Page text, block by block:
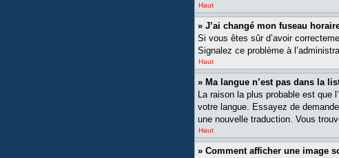
Haut
» J’ai changé mon fuseau
Si vous êtes sûr d’avoir
Signalez ce problème à
Haut
» Ma langue n’est pas dans la
La raison la plus probable est que
votre langue. Essayez de
une nouvelle traduction. Vous
Haut
» Comment afficher une image